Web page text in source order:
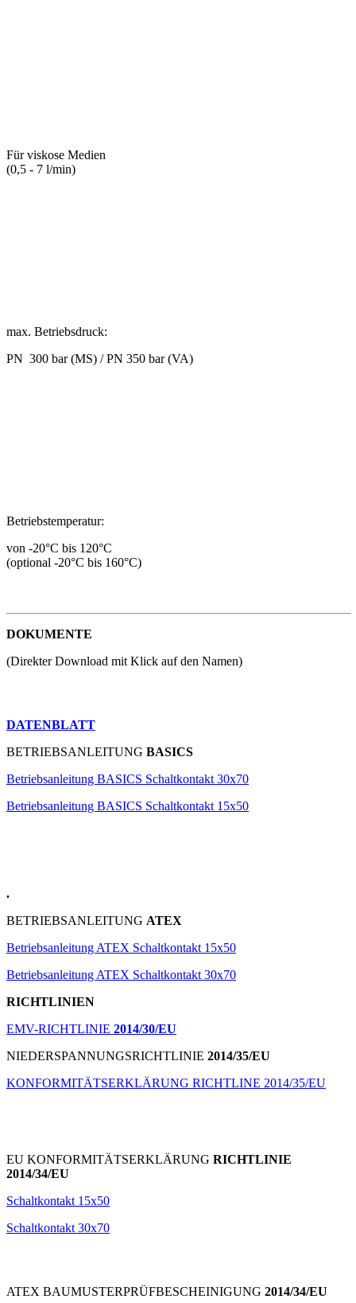
Für viskose Medien
(0,5 - 7 l/min)
max. Betriebsdruck:
PN 300 bar (MS) / PN 350 bar (VA)
Betriebstemperatur:
von -20°C bis 120°C
(optional -20°C bis 160°C)
DOKUMENTE
(Direkter Download mit Klick auf den Namen)
DATENBLATT
BETRIEBSANLEITUNG BASICS
Betriebsanleitung BASICS Schaltkontakt 30x70
Betriebsanleitung BASICS Schaltkontakt 15x50
.
BETRIEBSANLEITUNG ATEX
Betriebsanleitung ATEX Schaltkontakt 15x50
Betriebsanleitung ATEX Schaltkontakt 30x70
RICHTLINIEN
EMV-RICHTLINIE 2014/30/EU
NIEDERSPANNUNGSRICHTLINIE 2014/35/EU
KONFORMITÄTSERKLÄRUNG RICHTLINE 2014/35/EU
EU KONFORMITÄTSERKLÄRUNG RICHTLINIE
2014/34/EU
Schaltkontakt 15x50
Schaltkontakt 30x70
ATEX BAUMUSTERPRÜFBESCHEINIGUNG 2014/34/EU